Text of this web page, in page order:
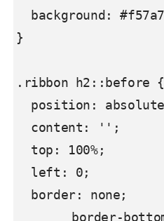
}
.ribbon h2::before {